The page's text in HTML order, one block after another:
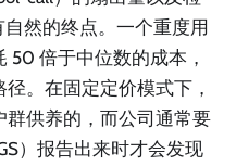
然的终点。一个重度用
50 倍于中位数的成本，
。在固定定价模式下，
供养的，而公司通常要
）报告出来时才会发现